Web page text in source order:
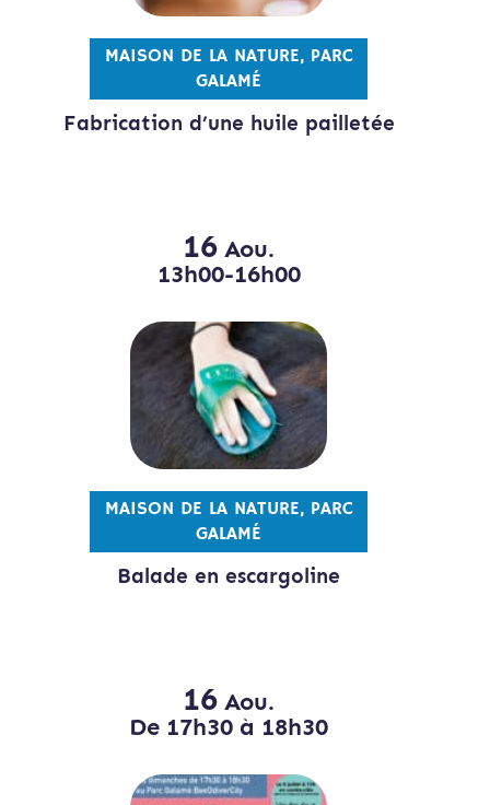
MAISON DE LA NATURE, PARC
GALAMÉ
Fabrication d’une huile pailletée
16 Aou.
13h00-16h00
MAISON DE LA NATURE, PARC
GALAMÉ
Balade en escargoline
16 Aou.
De 17h30 à 18h30